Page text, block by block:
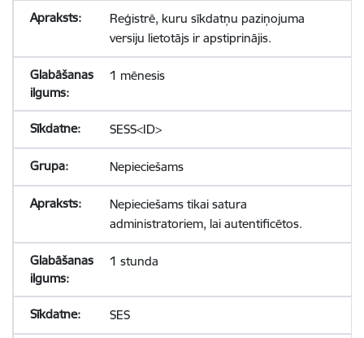
Reģistrē, kuru sīkdatņu paziņojuma
versiju lietotājs ir apstiprinājis.
1 mēnesis
SESS<ID>
Nepieciešams
Nepieciešams tikai satura
administratoriem, lai autentificētos.
1 stunda
SES